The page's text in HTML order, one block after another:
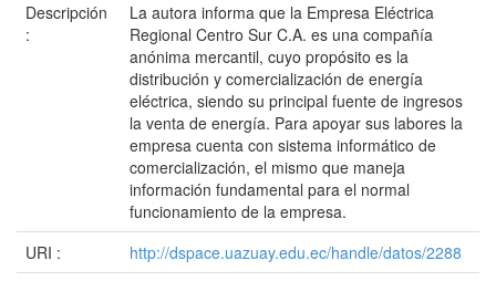
Descripción
:
La autora informa que la Empresa Eléctrica
Regional Centro Sur C.A. es una compañía
anónima mercantil, cuyo propósito es la
distribución y comercialización de energía
eléctrica, siendo su principal fuente de ingresos
la venta de energía. Para apoyar sus labores la
empresa cuenta con sistema informático de
comercialización, el mismo que maneja
información fundamental para el normal
funcionamiento de la empresa.
URI :
http://dspace.uazuay.edu.ec/handle/datos/2288